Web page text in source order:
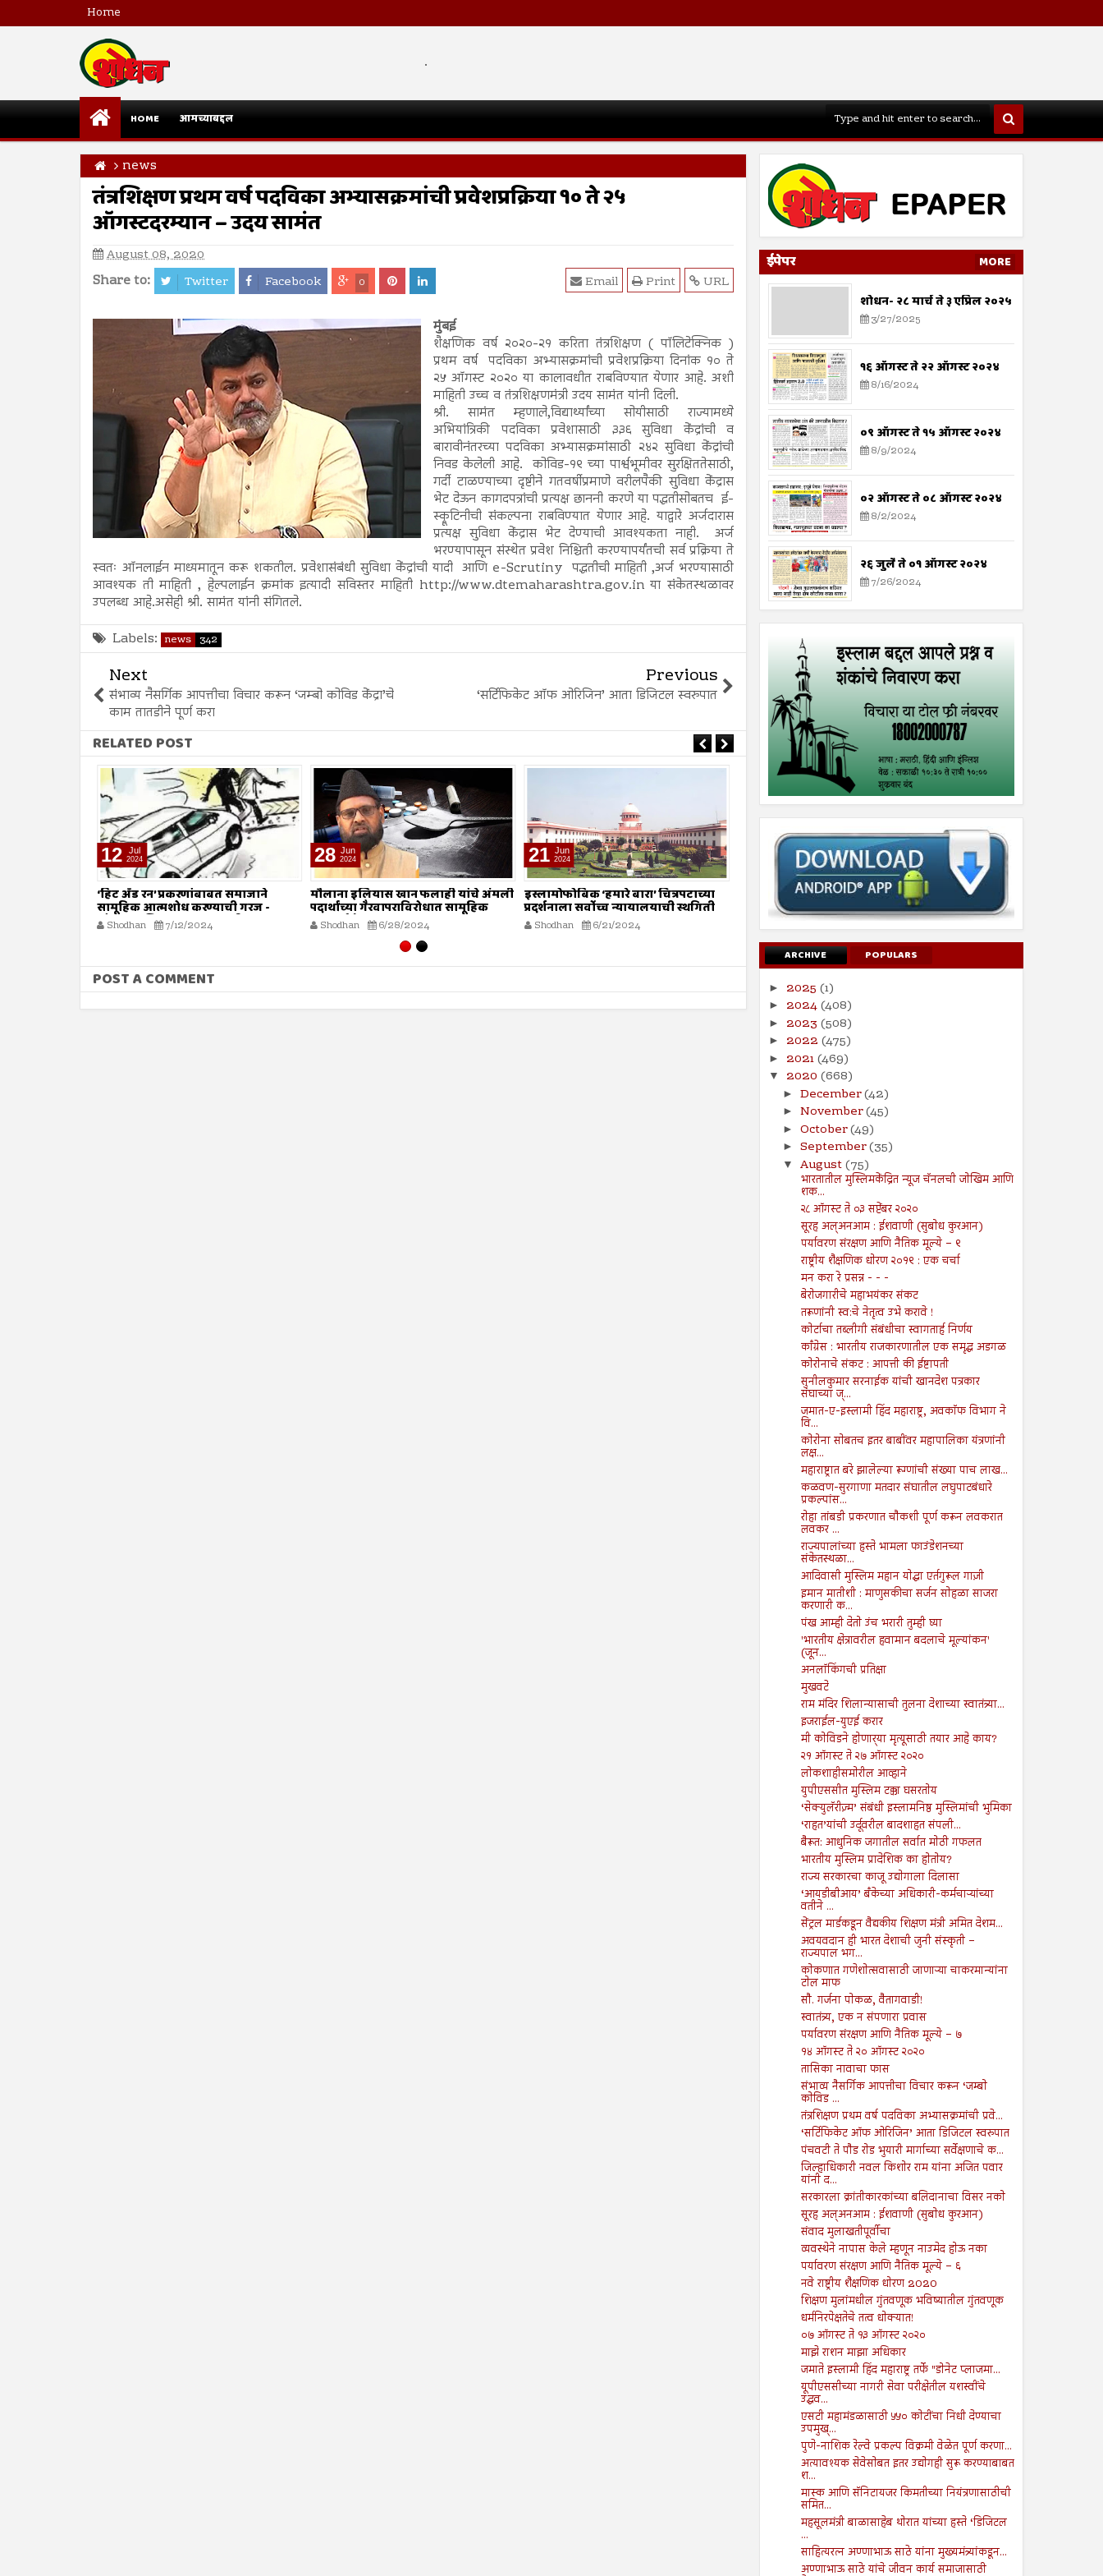
Home
.
HOME आमच्याबद्दल
news
तंत्रशिक्षण प्रथम वर्ष पदविका अभ्यासक्रमांची प्रवेशप्रक्रिया १० ते २५
ऑगस्टदरम्यान – उदय सामंत
August 08, 2020
Share to: Twitter Facebook 0 URL
Print
Email
मुंबई
शैक्षणिक वर्ष २०२०-२१ करिता तंत्रशिक्षण ( पॉलिटेक्निक )
प्रथम वर्ष पदविका अभ्यासक्रमांची प्रवेशप्रक्रिया दिनांक १० ते
२५ ऑगस्ट २०२० या कालावधीत राबविण्यात येणार आहे. अशी
माहिती उच्च व तंत्रशिक्षणमंत्री उदय सामंत यांनी दिली.
श्री. सामंत म्हणाले,विद्यार्थ्यांच्या सोयीसाठी राज्यामध्ये
अभियांत्रिकी पदविका प्रवेशासाठी ३३६ सुविधा केंद्रांची व
बारावीनंतरच्या पदविका अभ्यासक्रमांसाठी २४२ सुविधा केंद्रांची
निवड केलेली आहे. कोविड-१९ च्या पार्श्वभूमीवर सुरक्षिततेसाठी,
गर्दी टाळण्याच्या दृष्टीने गतवर्षीप्रमाणे वरीलपैकी सुविधा केंद्रास
भेट देऊन कागदपत्रांची प्रत्यक्ष छाननी करणे या पद्धतीसोबतच ई-
स्क्रूटिनीची संकल्पना राबविण्यात येणार आहे. याद्वारे अर्जदारास
प्रत्यक्ष सुविधा केंद्रास भेट देण्याची आवश्यकता नाही. अर्ज
भरण्यापासून संस्थेत प्रवेश निश्चिती करण्यापर्यंतची सर्व प्रक्रिया ते
स्वतः ऑनलाईन माध्यमातून करू शकतील. प्रवेशासंबंधी सुविधा केंद्रांची यादी आणि e-Scrutiny पद्धतीची माहिती ,अर्ज भरण्यासाठी
आवश्यक ती माहिती , हेल्पलाईन क्रमांक इत्यादी सविस्तर माहिती http://www.dtemaharashtra.gov.in या संकेतस्थळावर
उपलब्ध आहे.असेही श्री. सामंत यांनी संगितले.
Labels: news 342
Next
संभाव्य नैसर्गिक आपत्तीचा विचार करून ‘जम्बो कोविड केंद्रा’चे
काम तातडीने पूर्ण करा
Previous
‘सर्टिफिकेट ऑफ ओरिजिन’ आता डिजिटल स्वरुपात
RELATED POST
12 Jul
2024
‘हिट अँड रन’ प्रकरणांबाबत समाजाने
सामूहिक आत्मशोध करण्याची गरज -
मौलाना इलियास खान फलाही
Shodhan 7/12/2024
28 Jun
2024
मौलाना इलियास खान फलाही यांचे अंमली
पदार्थांच्या गैरवापराविरोधात सामूहिक
कारवाईचे आवाहन
Shodhan 6/28/2024
21 Jun
2024
इस्लामोफोबिक ‘हमारे बारा’ चित्रपटाच्या
प्रदर्शनाला सर्वोच्च न्यायालयाची स्थगिती
Shodhan 6/21/2024
Jun
ऑनलाइन जुगारामुळे आर्थिक, मानसिक
समस्येसह आत्महत्यांमध्ये होतेय वाढ
Shodhan 6/14/2024
09
98 वे अखिल भारतीय मराठी
संमेलन
Shodhan 8/9/2024
POST A COMMENT
ईपेपर MORE
शोधन- २८ मार्च ते ३ एप्रिल २०२५
3/27/2025
१६ ऑगस्ट ते २२ ऑगस्ट २०२४
8/16/2024
०९ ऑगस्ट ते १५ ऑगस्ट २०२४
8/9/2024
०२ ऑगस्ट ते ०८ ऑगस्ट २०२४
8/2/2024
२६ जुलै ते ०१ ऑगस्ट २०२४
7/26/2024
ARCHIVE POPULARS
► 2025 (1)
► 2024(408)
► 2023 (508)
► 2022 (475)
► 2021(469)
▼ 2020 (668)
► December(42)
► November(45)
► October(49)
► September(35)
▼ August(75)
भारतातील मुस्लिमकेंद्रित न्यूज चॅनलची जोखिम आणि
शक...
२८ ऑगस्ट ते ०३ सप्टेंबर २०२०
सूरह अल्अनआम : ईशवाणी (सुबोध कुरआन)
पर्यावरण संरक्षण आणि नैतिक मूल्ये – ९
राष्ट्रीय शैक्षणिक धोरण २०१९ : एक चर्चा
मन करा रे प्रसन्न - - -
बेरोजगारीचे महाभयंकर संकट
तरूणांनी स्व:चे नेतृत्व उभे करावे !
कोर्टाचा तब्लीगी संबंधीचा स्वागतार्ह निर्णय
काँग्रेस : भारतीय राजकारणातील एक समृद्ध अडगळ
कोरोनाचे संकट : आपत्ती की ईष्टापती
सुनीलकुमार सरनाईक यांची खानदेश पत्रकार
संघाच्या ज्...
जमात-ए-इस्लामी हिंद महाराष्ट्र, अवकाॅफ विभाग ने
वि...
कोरोना सोबतच इतर बाबींवर महापालिका यंत्रणांनी
लक्ष...
महाराष्ट्रात बरे झालेल्या रूग्णांची संख्या पाच लाख...
कळवण-सुरगाणा मतदार संघातील लघुपाटबंधारे
प्रकल्पांस...
रोहा तांबडी प्रकरणात चौकशी पूर्ण करून लवकरात
लवकर ...
राज्यपालांच्या हस्ते भामला फाउंडेशनच्या
संकेतस्थळा...
आदिवासी मुस्लिम महान योद्धा एर्तगुरूल गाज़ी
इमान मातीशी : माणुसकीचा सर्जन सोहळा साजरा
करणारी क...
पंख आम्ही देतो उंच भरारी तुम्ही घ्या
'भारतीय क्षेत्रावरील हवामान बदलाचे मूल्यांकन'
(जून...
अनलॉकिंगची प्रतिक्षा
मुखवटे
राम मंदिर शिलान्यासाची तुलना देशाच्या स्वातंत्र्या...
इजराईल-युएई करार
मी कोविडने होणार्‍या मृत्यूसाठी तयार आहे काय?
२१ ऑगस्ट ते २७ ऑगस्ट २०२०
लोकशाहीसमोरील आव्हाने
युपीएससीत मुस्लिम टक्का घसरतोय
‘सेक्युलॅरीज़्म’ संबंधी इस्लामनिष्ठ मुस्लिमांची भुमिका
‘राहत’यांची उर्दूवरील बादशाहत संपली...
बैरूत: आधुनिक जगातील सर्वात मोठी गफलत
भारतीय मुस्लिम प्रादेशिक का होतोय?
राज्य सरकारचा काजू उद्योगाला दिलासा
‘आयडीबीआय’ बँकेच्या अधिकारी-कर्मचाऱ्यांच्या
वतीने ...
सेंट्रल मार्डकडून वैद्यकीय शिक्षण मंत्री अमित देशम...
अवयवदान ही भारत देशाची जुनी संस्कृती –
राज्यपाल भग...
कोकणात गणेशोत्सवासाठी जाणाऱ्या चाकरमान्यांना
टोल माफ
सौ. गर्जना पोकळ, वैतागवाडी!
स्वातंत्र्य, एक न संपणारा प्रवास
पर्यावरण संरक्षण आणि नैतिक मूल्ये – ७
१४ ऑगस्ट ते २० ऑगस्ट २०२०
तासिका नावाचा फास
संभाव्य नैसर्गिक आपत्तीचा विचार करून ‘जम्बो
कोविड ...
तंत्रशिक्षण प्रथम वर्ष पदविका अभ्यासक्रमांची प्रवे...
‘सर्टिफिकेट ऑफ ओरिजिन’ आता डिजिटल स्वरुपात
पंचवटी ते पौड रोड भुयारी मार्गाच्या सर्वेक्षणाचे क...
जिल्हाधिकारी नवल किशोर राम यांना अजित पवार
यांनी द...
सरकारला क्रांतीकारकांच्या बलिदानाचा विसर नको
सूरह अल्अनआम : ईशवाणी (सुबोध कुरआन)
संवाद मुलाखतीपूर्वीचा
व्यवस्थेने नापास केले म्हणून नाउमेद होऊ नका
पर्यावरण संरक्षण आणि नैतिक मूल्ये – ६
नवे राष्ट्रीय शैक्षणिक धोरण 2020
शिक्षण मुलांमधील गुंतवणूक भविष्यातील गुंतवणूक
धर्मनिरपेक्षतेचे तत्व धोक्यात!
०७ ऑगस्ट ते १३ ऑगस्ट २०२०
माझे राशन माझा अधिकार
जमाते इस्लामी हिंद महाराष्ट्र तर्फे "डोनेट प्लाजमा...
यूपीएससीच्या नागरी सेवा परीक्षेतील यशस्वींचे
उद्धव...
एसटी महामंडळासाठी ५५० कोटींचा निधी देण्याचा
उपमुख्...
पुणे-नाशिक रेल्वे प्रकल्प विक्रमी वेळेत पूर्ण करणा...
अत्यावश्यक सेवेसोबत इतर उद्योगही सुरू करण्याबाबत
श...
मास्क आणि सॅनिटायजर किमतीच्या नियंत्रणासाठीची
समित...
महसूलमंत्री बाळासाहेब थोरात यांच्या हस्ते ‘डिजिटल
...
साहित्यरत्न अण्णाभाऊ साठे यांना मुख्यमंत्र्यांकडून...
अण्णाभाऊ साठे यांचे जीवन कार्य समाजासाठी